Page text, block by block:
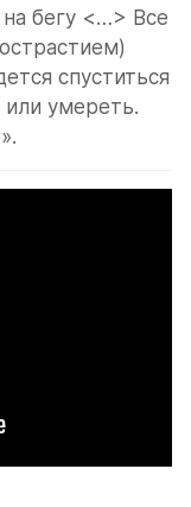
на бегу <…> Все
спуститься
умереть.